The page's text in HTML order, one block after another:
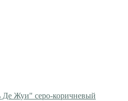
Де Жуи" серо-коричневый